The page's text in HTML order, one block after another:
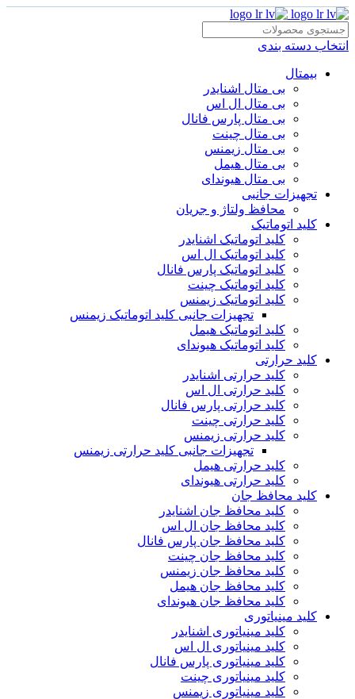
انتخاب دسته بندی
بیمتال
بی متال اشنایدر
بی متال ال اس
بی متال پارس فانال
بی متال چینت
بی متال زیمنس
بی متال هیمل
بی متال هیوندای
تجهیزات جانبی
محافظ ولتاژ و‌ جریان
کلید اتوماتیک
کلید اتوماتیک اشنایدر
کلید اتوماتیک ال اس
کلید اتوماتیک پارس فانال
کلید اتوماتیک چینت
کلید اتوماتیک زیمنس
تجهیزات جانبی کلید اتوماتیک زیمنس
کلید اتوماتیک هیمل
کلید اتوماتیک هیوندای
کلید حرارتی
کلید حرارتی اشنایدر
کلید حرارتی ال اس
کلید حرارتی پارس فانال
کلید حرارتی چینت
کلید حرارتی زیمنس
تجهیزات جانبی کلید حرارتی زیمنس
کلید حرارتی هیمل
کلید حرارتی هیوندای
کلید محافظ جان
کلید محافظ جان اشنایدر
کلید محافظ جان ال اس
کلید محافظ جان پارس فانال
کلید محافظ جان چینت
کلید محافظ جان زیمنس
کلید محافظ جان هیمل
کلید محافظ جان هیوندای
کلید مینیاتوری
کلید مینیاتوری اشنایدر
کلید مینیاتوری ال اس
کلید مینیاتوری پارس فانال
کلید مینیاتوری چینت
کلید مینیاتوری زیمنس